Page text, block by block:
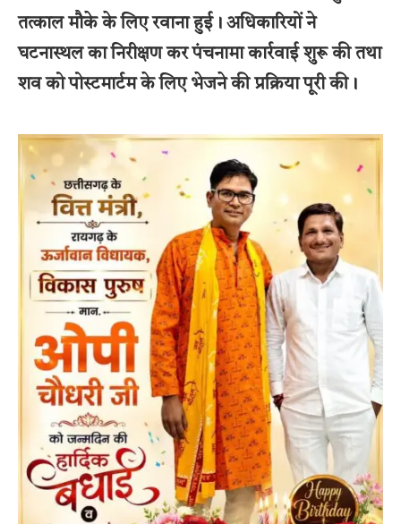
तत्काल मौके के लिए रवाना हुई। अधिकारियों ने
घटनास्थल का निरीक्षण कर पंचनामा कार्रवाई शुरू की तथा
शव को पोस्टमार्टम के लिए भेजने की प्रक्रिया पूरी की।